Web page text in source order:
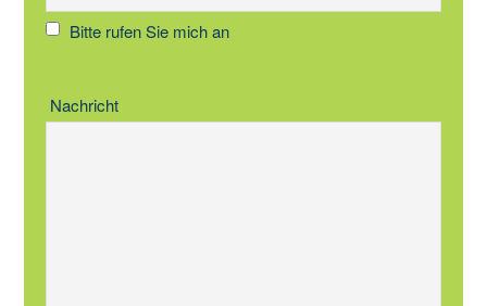
Bitte rufen Sie mich an
Nachricht